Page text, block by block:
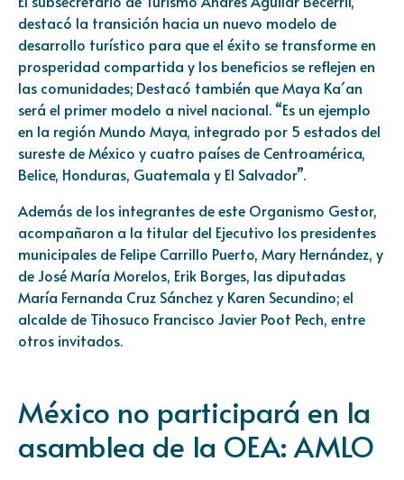
destacó la transición hacia un nuevo modelo de
desarrollo turístico para que el éxito se transforme en
prosperidad compartida y los beneficios se reflejen en
las comunidades; Destacó también que Maya Ka´an
será el primer modelo a nivel nacional. “Es un ejemplo
en la región Mundo Maya, integrado por 5 estados del
sureste de México y cuatro países de Centroamérica,
Belice, Honduras, Guatemala y El Salvador”.
Además de los integrantes de este Organismo Gestor,
acompañaron a la titular del Ejecutivo los presidentes
municipales de Felipe Carrillo Puerto, Mary Hernández, y
de José María Morelos, Erik Borges, las diputadas
María Fernanda Cruz Sánchez y Karen Secundino; el
alcalde de Tihosuco Francisco Javier Poot Pech, entre
otros invitados.
México no participará en la
asamblea de la OEA: AMLO